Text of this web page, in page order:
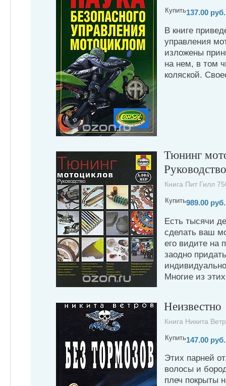
Купить137.00 руб.
В книге
управления
изложены
на нем, в том
коляской.
Тюнинг
Руководство
Книга Пит Гилл
Купить989.00 руб.
Есть тысячи
сделать ваш
его видите на
заодно
Многие из
Неизвестно
Книга Никита
Купить147.00 руб.
Этих парней
волосы и
плеч покрыты